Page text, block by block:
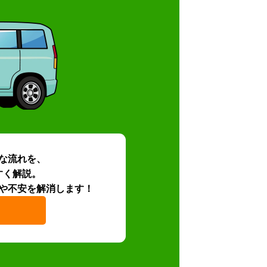
流れを、
解説。
不安を解消します！